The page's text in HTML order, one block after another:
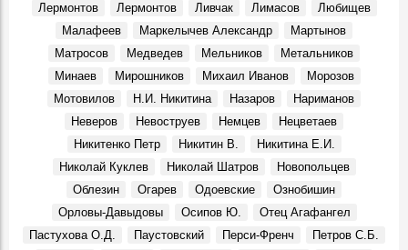
Крылья. Музей «Симбирская фотография» показывает
уникальные кадры из семейного архива Юрия
Белозёрова, посвящённые авиации
События, 12 Марта 2026
Перекресток улиц Минаева и 12 Сентября, 1970-е
Фото, 1 Июня 1974
Судьба кавалера. Князь Сергей Михайлович Баратаев
Герои, 21 Октября 1861
От Дворца бракосочетаний до Дома техники
Димитровградскому драматическому театру им. А. Н.
Лермонтов
Лермонтов Ливчак Лимасов
Любищев
Малафеев
Маркелычев Александр
Мартынов
Матросов
Медведев Мельников
Метальников
Минаев
Мирошников Михаил Иванов
Морозов
Мотовилов
Н.И. Никитина Назаров
Нариманов
Неверов
Невоструев Немцев
Нецветаев
Никитенко Петр
Никитин В.
Никитина Е.И.
Николай Куклев
Николай Шатров
Новопольцев
Облезин
Огарев Одоевские
Ознобишин
Орловы-Давыдовы
Осипов Ю.
Отец Агафангел
Пастухова О.Д.
Паустовский Перси-Френч
Петров С.Б.